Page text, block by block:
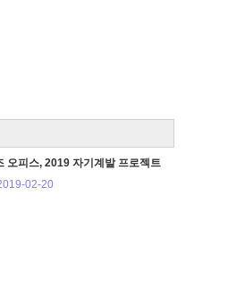
오피스, 2019 자기계발 프로젝트
02-20